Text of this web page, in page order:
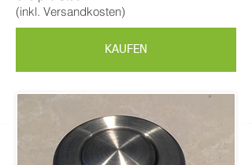
(inkl. Versandkosten)
KAUFEN